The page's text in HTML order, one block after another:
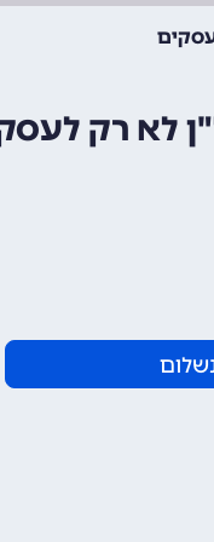
לא רק